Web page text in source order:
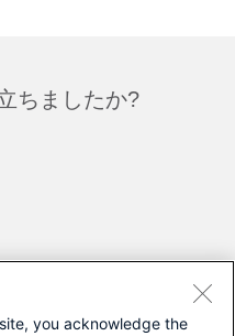
ちましたか?
you acknowledge the